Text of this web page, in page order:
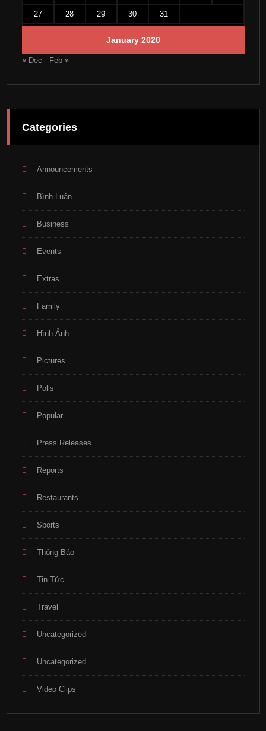
January 2020
27 28 29 30 31
« Dec Feb »
Categories
Announcements
Bình Luận
Business
Events
Extras
Family
Hình Ảnh
Pictures
Polls
Popular
Press Releases
Reports
Restaurants
Sports
Thông Báo
Tin Tức
Travel
Uncategorized
Uncategorized
Video Clips